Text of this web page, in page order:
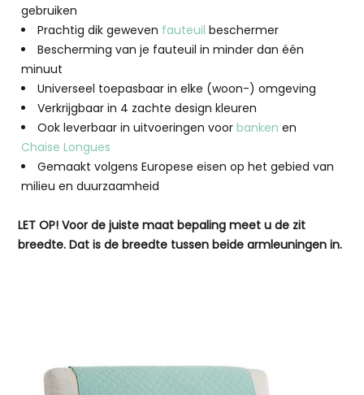
gebruiken
Prachtig dik geweven fauteuil beschermer
Bescherming van je fauteuil in minder dan één
minuut
Universeel toepasbaar in elke (woon-) omgeving
Verkrijgbaar in 4 zachte design kleuren
Ook leverbaar in uitvoeringen voorbanken en
Chaise Longues
Gemaakt volgens Europese eisen op het gebied van
milieu en duurzaamheid
LET OP! Voor de juiste maat bepaling meet u de zit
breedte. Dat is de breedte tussen beide armleuningen in.